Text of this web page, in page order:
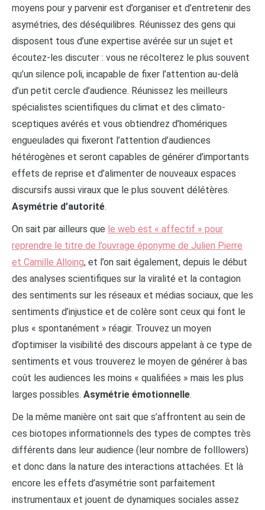
moyens pour y parvenir est d’organiser et d’entretenir des
asymétries, des déséquilibres. Réunissez des gens qui
disposent tous d’une expertise avérée sur un sujet et
écoutez-les discuter : vous ne récolterez le plus souvent
qu’un silence poli, incapable de fixer l’attention au-delà
d’un petit cercle d’audience. Réunissez les meilleurs
spécialistes scientifiques du climat et des climato-
sceptiques avérés et vous obtiendrez d’homériques
engueulades qui fixeront l’attention d’audiences
hétérogènes et seront capables de générer d’importants
effets de reprise et d’alimenter de nouveaux espaces
discursifs aussi viraux que le plus souvent délétères.
Asymétrie d’autorité.
On sait par ailleurs que le web est « affectif » pour
reprendre le titre de l’ouvrage éponyme de Julien Pierre
et Camille Alloing, et l’on sait également, depuis le début
des analyses scientifiques sur la viralité et la contagion
des sentiments sur les réseaux et médias sociaux, que les
sentiments d’injustice et de colère sont ceux qui font le
plus « spontanément » réagir. Trouvez un moyen
d’optimiser la visibilité des discours appelant à ce type de
sentiments et vous trouverez le moyen de générer à bas
coût les audiences les moins « qualifiées » mais les plus
larges possibles. Asymétrie émotionnelle.
De la même manière ont sait que s’affrontent au sein de
ces biotopes informationnels des types de comptes très
différents dans leur audience (leur nombre de folllowers)
et donc dans la nature des interactions attachées. Et là
encore les effets d’asymétrie sont parfaitement
instrumentaux et jouent de dynamiques sociales assez